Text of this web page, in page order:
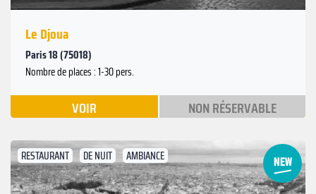
Le Djoua
Paris 18 (75018)
Nombre de places : 1-30 pers.
VOIR NON RÉSERVABLE
RESTAURANT DE NUIT AMBIANCE